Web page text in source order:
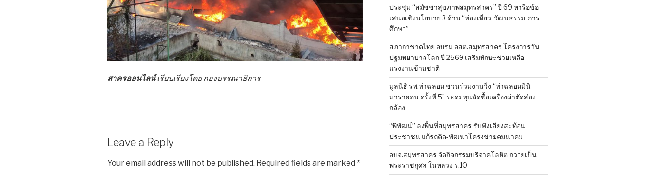
สาครออนไลน์เรียบเรียงโดย กองบรรณาธิการ
Leave a Reply
Your email address will not be published. Required fields are marked *
ประชุม “สมัชชาสุขภาพสมุทรสาคร” ปี 69 หารือข้อ
เสนอเชิงนโยบาย 3 ด้าน “ท่องเที่ยว-วัฒนธรรม-การ
ศึกษา”
สภากาชาดไทย อบรม อสต.สมุทรสาคร โครงการวัน
ปฐมพยาบาลโลก ปี 2569 เสริมทักษะช่วยเหลือ
แรงงานข้ามชาติ
มูลนิธิ รพ.ท่าฉลอม ชวนร่วมงานวิ่ง “ท่าฉลอมมินิ
มาราธอน ครั้งที่ 5” ระดมทุนจัดซื้อเครื่องผ่าตัดส่อง
กล้อง
“พิพัฒน์” ลงพื้นที่สมุทรสาคร รับฟังเสียงสะท้อน
ประชาชน แก้รถติด-พัฒนาโครงข่ายคมนาคม
อบจ.สมุทรสาคร จัดกิจกรรมบริจาคโลหิต ถวายเป็น
พระราชกุศล ในหลวง ร.10